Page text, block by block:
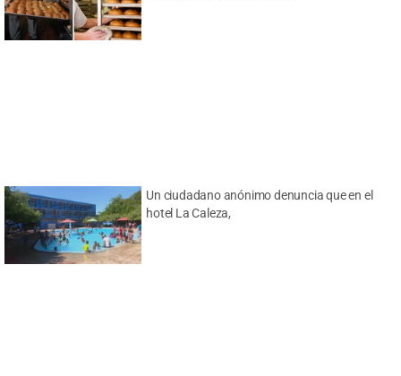
Un ciudadano anónimo denuncia que en el
hotel La Caleza,